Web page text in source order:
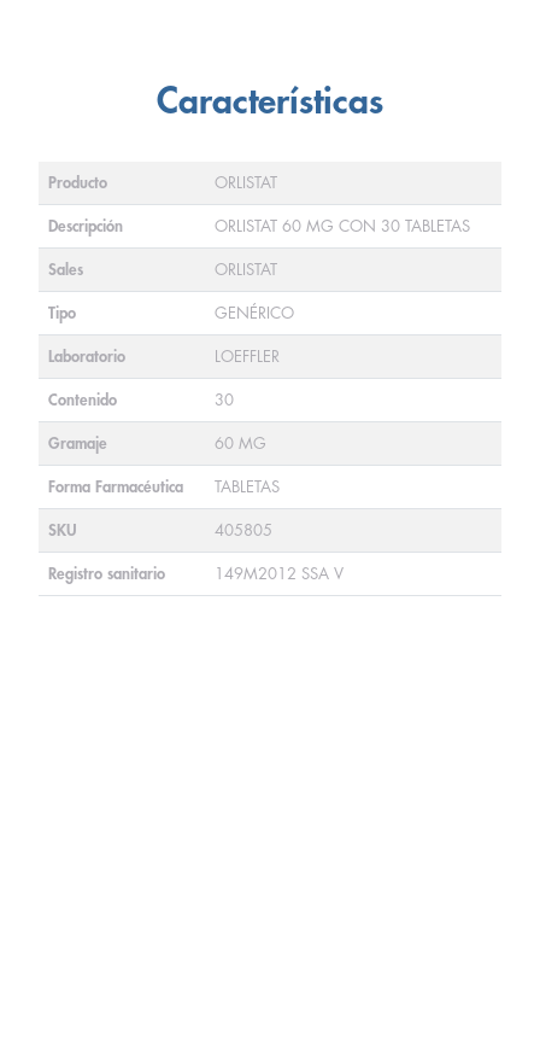
Características
Producto ORLISTAT
Descripción ORLISTAT 60 MG CON 30 TABLETAS
Sales ORLISTAT
Tipo GENÉRICO
Laboratorio LOEFFLER
Contenido 30
Gramaje 60 MG
Forma Farmacéutica TABLETAS
SKU 405805
Registro sanitario 149M2012 SSA V